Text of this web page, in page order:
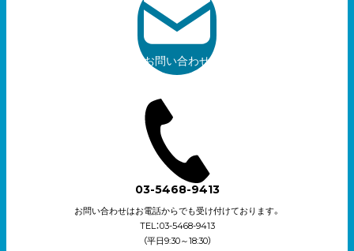
お問い合わせ
03-5468-9413
お問い合わせはお電話からでも受け付けております。
TEL：03-5468-9413
（平日9:30～18:30）